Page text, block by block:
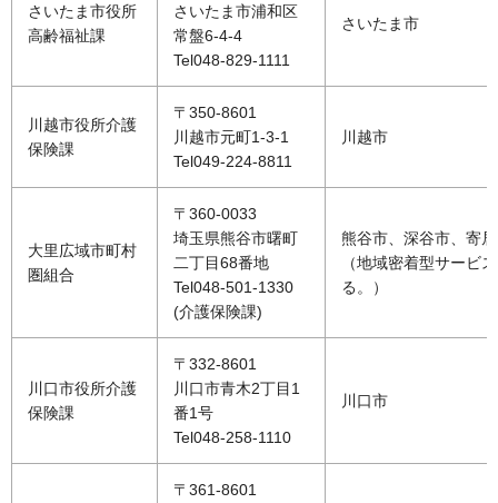
さいたま市役所
高齢福祉課
さいたま市浦和区
常盤6-4-4
Tel048-829-1111
さいたま市
川越市役所介護
保険課
〒350-8601
川越市元町1-3-1
Tel049-224-8811
川越市
大里広域市町村
圏組合
〒360-0033
埼玉県熊谷市曙町
二丁目68番地
Tel048-501-1330
(介護保険課)
熊谷市、深谷市、寄
（地域密着型サービ
る。）
川口市役所介護
保険課
〒332-8601
川口市青木2丁目1
番1号
Tel048-258-1110
川口市
〒361-8601